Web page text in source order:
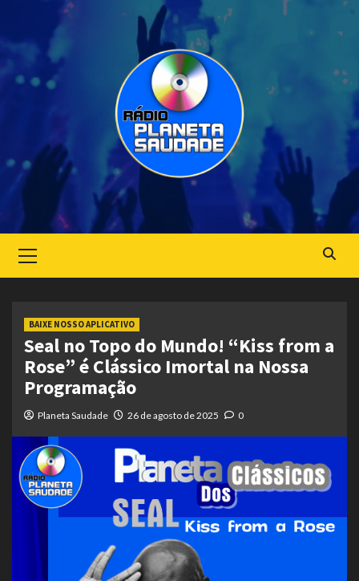
Menu
BAIXE NOSSO APLICATIVO
Seal no Topo do Mundo! “Kiss from a
Rose” é Clássico Imortal na Nossa
Programação
Planeta Saudade 26 de agosto de 2025 0